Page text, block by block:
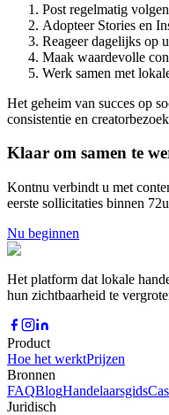
Post regelmatig
Adopteer Stories en
Reageer dagelijks op
Maak waardevolle
Werk samen met
Het geheim van succes op
consistentie en
Klaar om samen te
Kontnu verbindt u met
eerste sollicitaties binnen
Nu beginnen
Het platform dat lokale
hun zichtbaarheid te
Product
Hoe het werktPrijzen
Bronnen
FAQBlogHandelaarsgids
Juridisch